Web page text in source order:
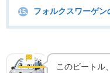
15. フォルクスワーゲン
🏁 実車の魅力
このビートル